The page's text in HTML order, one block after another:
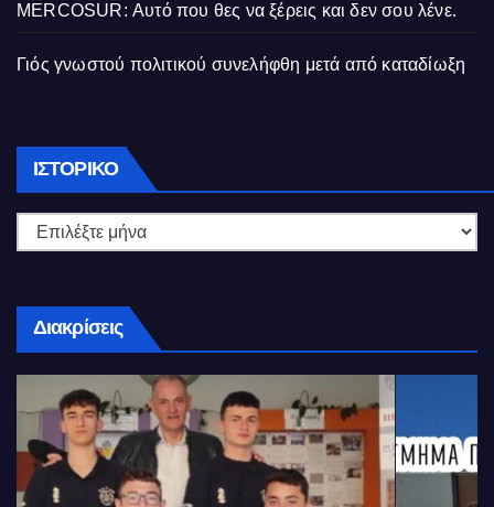
MERCOSUR: Αυτό που θες να ξέρεις και δεν σου λένε.
Γιός γνωστού πολιτικού συνελήφθη μετά από καταδίωξη
ΙΣΤΟΡΙΚΌ Ιστορικό
Διακρίσεις